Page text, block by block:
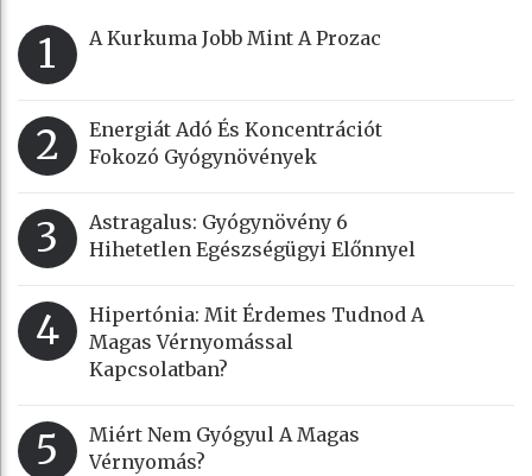
1 A Kurkuma Jobb Mint A Prozac
2
Energiát Adó És Koncentrációt
Fokozó Gyógynövények
3
Astragalus: Gyógynövény 6
Hihetetlen Egészségügyi Előnnyel
4
Hipertónia: Mit Érdemes Tudnod A
Magas Vérnyomással
Kapcsolatban?
5
Miért Nem Gyógyul A Magas
Vérnyomás?